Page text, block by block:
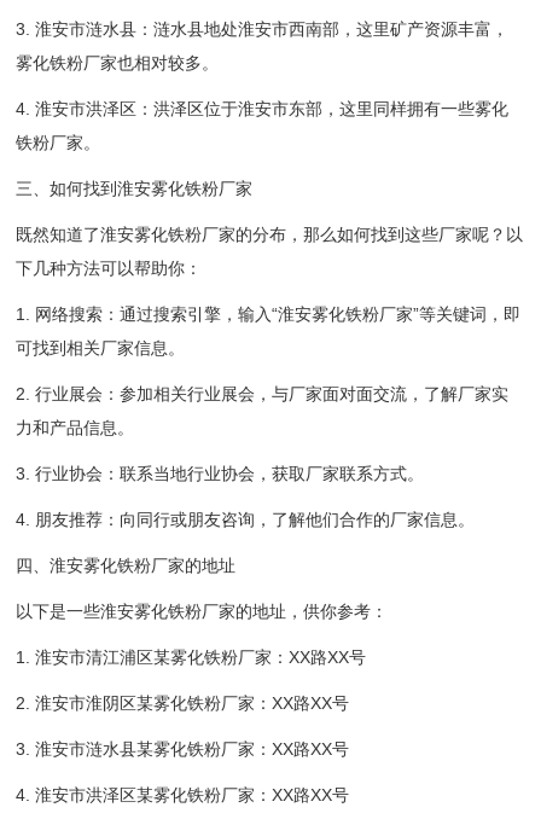
3. 淮安市涟水县：涟水县地处淮安市西南部，这里矿产资源丰富，
雾化铁粉厂家也相对较多。
4. 淮安市洪泽区：洪泽区位于淮安市东部，这里同样拥有一些雾化
铁粉厂家。
三、如何找到淮安雾化铁粉厂家
既然知道了淮安雾化铁粉厂家的分布，那么如何找到这些厂家呢？以
下几种方法可以帮助你：
1. 网络搜索：通过搜索引擎，输入“淮安雾化铁粉厂家”等关键词，即
可找到相关厂家信息。
2. 行业展会：参加相关行业展会，与厂家面对面交流，了解厂家实
力和产品信息。
3. 行业协会：联系当地行业协会，获取厂家联系方式。
4. 朋友推荐：向同行或朋友咨询，了解他们合作的厂家信息。
四、淮安雾化铁粉厂家的地址
以下是一些淮安雾化铁粉厂家的地址，供你参考：
1. 淮安市清江浦区某雾化铁粉厂家：XX路XX号
2. 淮安市淮阴区某雾化铁粉厂家：XX路XX号
3. 淮安市涟水县某雾化铁粉厂家：XX路XX号
4. 淮安市洪泽区某雾化铁粉厂家：XX路XX号